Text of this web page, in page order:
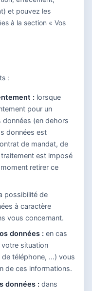
et pouvez les
à la section « Vos
:
: lorsque
pour un
(en dehors
données est
de mandat, de
est imposé
retirer ce
possibilité de
à caractère
vous concernant.
données : en cas
votre situation
de téléphone, …) vous
de ces informations.
données : dans